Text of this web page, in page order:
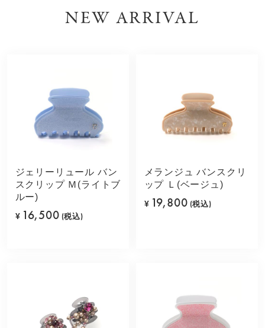
NEW ARRIVAL
ジェリーリュール バン
スクリップ Ｍ(ライトブ
ルー)
¥ 16,500 (税込)
メランジュ バンスクリ
ップ Ｌ(ベージュ)
¥ 19,800 (税込)